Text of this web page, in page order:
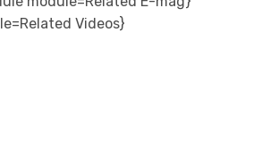
Videos}